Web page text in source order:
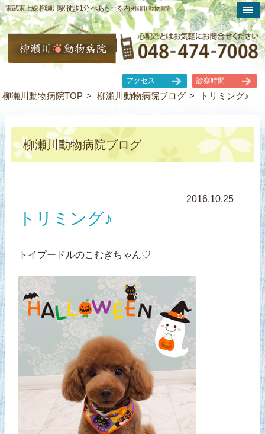
東武東上線 柳瀬川駅 徒歩1分 ぺあもーる内 -柳瀬川動物病院
アクセス 診察時間
柳瀬川動物病院TOP 柳瀬川動物病院ブログ トリミング♪
柳瀬川動物病院ブログ
2016.10.25
トリミング♪
トイプードルのこむぎちゃん♡